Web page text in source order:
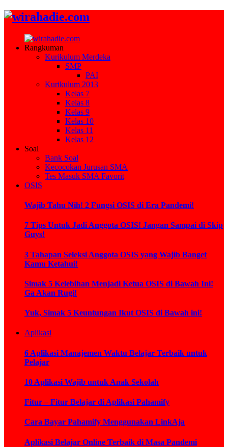
Rangkuman
Kurikulum Merdeka
SMP
PAI
Kurikulum 2013
Kelas 7
Kelas 8
Kelas 9
Kelas 10
Kelas 11
Kelas 12
Soal
Bank Soal
Kecocokan Jurusan SMA
Tes Masuk SMA Favorit
OSIS
Wajib Tahu Nih! 2 Fungsi OSIS di Era Pandemi!
7 Tips Untuk Jadi Anggota OSIS! Jangan Sampai di Skip
Guys!
3 Tahapan Seleksi Anggota OSIS yang Wajib Banget
Kamu Ketahui!
Simak 5 Kelebihan Menjadi Ketua OSIS di Bawah Ini!
Ga Akan Rugi!
Yuk, Simak 5 Keuntungan Ikut OSIS di Bawah ini!
Aplikasi
6 Aplikasi Manajemen Waktu Belajar Terbaik untuk
Pelajar
10 Aplikasi Wajib untuk Anak Sekolah
Fitur – Fitur Belajar di Aplikasi Pahamify
Cara Bayar Pahamify Menggunakan LinkAja
Aplikasi Belajar Online Terbaik di Masa Pandemi